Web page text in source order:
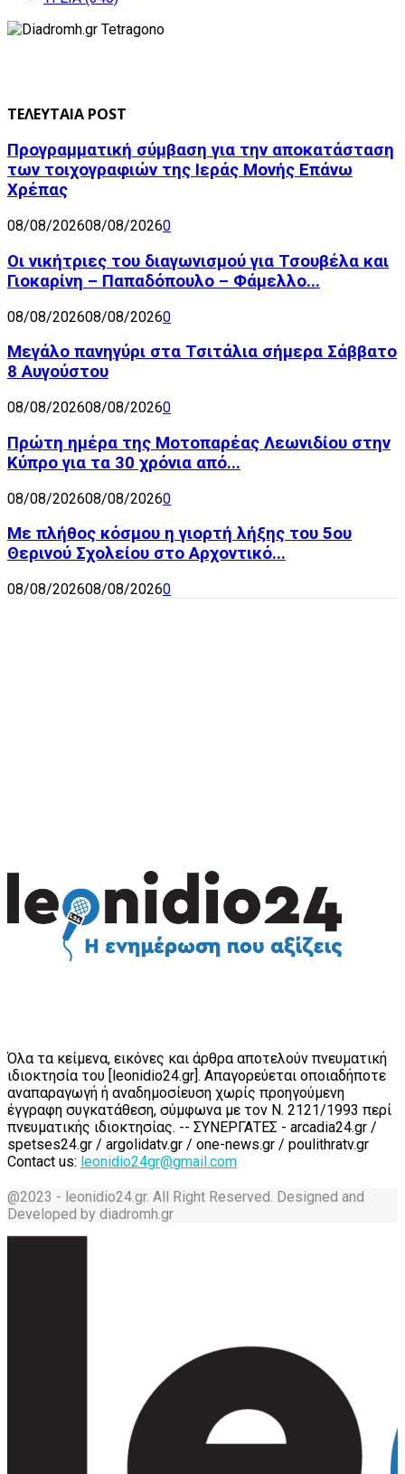
ΤΕΛΕΥΤΑΙΑ POST
Προγραμματική σύμβαση για την αποκατάσταση
των τοιχογραφιών της Ιεράς Μονής Επάνω
Χρέπας
08/08/202608/08/20260
Οι νικήτριες του διαγωνισμού για Τσουβέλα και
Γιοκαρίνη – Παπαδόπουλο – Φάμελλο...
08/08/202608/08/20260
Μεγάλο πανηγύρι στα Τσιτάλια σήμερα Σάββατο
8 Αυγούστου
08/08/202608/08/20260
Πρώτη ημέρα της Μοτοπαρέας Λεωνιδίου στην
Κύπρο για τα 30 χρόνια από...
08/08/202608/08/20260
Με πλήθος κόσμου η γιορτή λήξης του 5ου
Θερινού Σχολείου στο Αρχοντικό...
08/08/202608/08/20260
Όλα τα κείμενα, εικόνες και άρθρα αποτελούν πνευματική
ιδιοκτησία του [leonidio24.gr]. Απαγορεύεται οποιαδήποτε
αναπαραγωγή ή αναδημοσίευση χωρίς προηγούμενη
έγγραφη συγκατάθεση, σύμφωνα με τον Ν. 2121/1993 περί
πνευματικής ιδιοκτησίας. -- ΣΥΝΕΡΓΑΤΕΣ - arcadia24.gr /
spetses24.gr / argolidatv.gr / one-news.gr / poulithratv.gr
Contact us: leonidio24gr@gmail.com
@2023 - leonidio24.gr. All Right Reserved. Designed and
Developed by diadromh.gr